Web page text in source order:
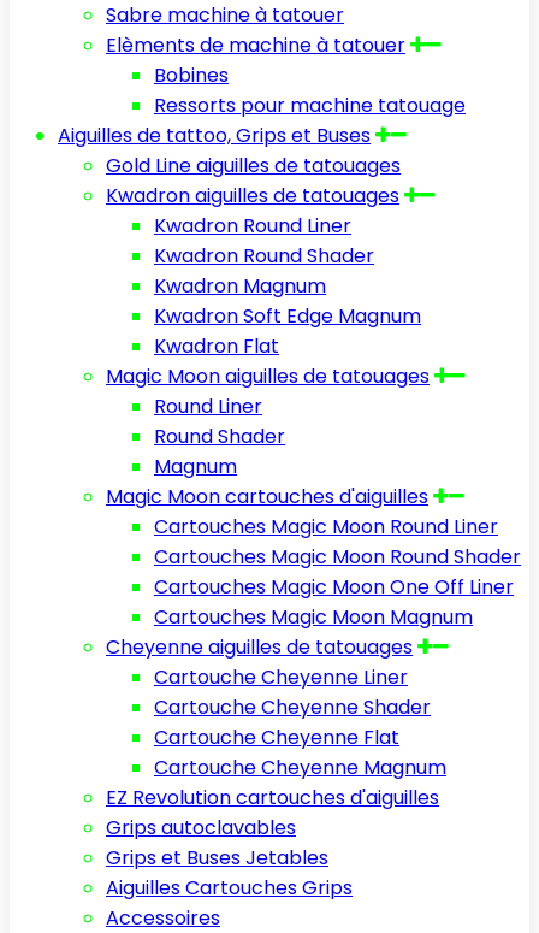
Sabre machine à tatouer
Elèments de machine à tatouer
Bobines
Ressorts pour machine tatouage
Aiguilles de tattoo, Grips et Buses
Gold Line aiguilles de tatouages
Kwadron aiguilles de tatouages
Kwadron Round Liner
Kwadron Round Shader
Kwadron Magnum
Kwadron Soft Edge Magnum
Kwadron Flat
Magic Moon aiguilles de tatouages
Round Liner
Round Shader
Magnum
Magic Moon cartouches d'aiguilles
Cartouches Magic Moon Round Liner
Cartouches Magic Moon Round Shader
Cartouches Magic Moon One Off Liner
Cartouches Magic Moon Magnum
Cheyenne aiguilles de tatouages
Cartouche Cheyenne Liner
Cartouche Cheyenne Shader
Cartouche Cheyenne Flat
Cartouche Cheyenne Magnum
EZ Revolution cartouches d'aiguilles
Grips autoclavables
Grips et Buses Jetables
Aiguilles Cartouches Grips
Accessoires